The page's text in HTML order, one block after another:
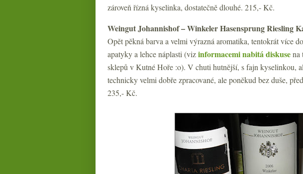
zároveň řízná kyselinka, dostatečně dlouhé. 215,- Kč.
Weingut Johannishof – Winkeler Hasensprung Riesling
Opět pěkná barva a velmi výrazná aromatika, tentokrát více
apatyky a lehce náplasti (vizinformacemi nabitá diskusena
sklepů v Kutné Hoře :o). V chuti hutnější, s fajn kyselinkou,
technicky velmi dobře zpracované, ale poněkud bez duše,
235,- Kč.